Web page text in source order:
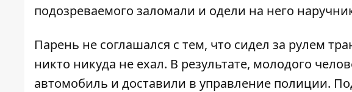
подозреваемого заломали и одели на него
Парень не соглашался с тем, что сидел за рулем
никто никуда не ехал. В результате, молодого
автомобиль и доставили в управление полиции.